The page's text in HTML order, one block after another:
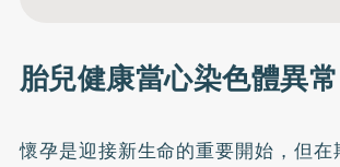
胎兒健康當心染色體異常
懷孕是迎接新生命的重要開始，但在